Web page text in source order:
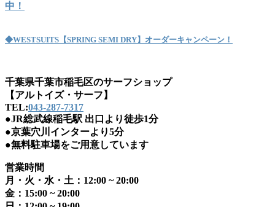
中！
◆WESTSUITS【SPRING SEMI DRY】オーダーキャンペーン！
千葉県千葉市稲毛区のサーフショップ
【アルトイズ・サーフ】
TEL:043-287-7317
●JR総武線稲毛駅 出口より徒歩1分
●京葉穴川インターより5分
●無料駐車場をご用意しています
営業時間
月・火・水・土：12:00 ~ 20:00
金：15:00 ~ 20:00